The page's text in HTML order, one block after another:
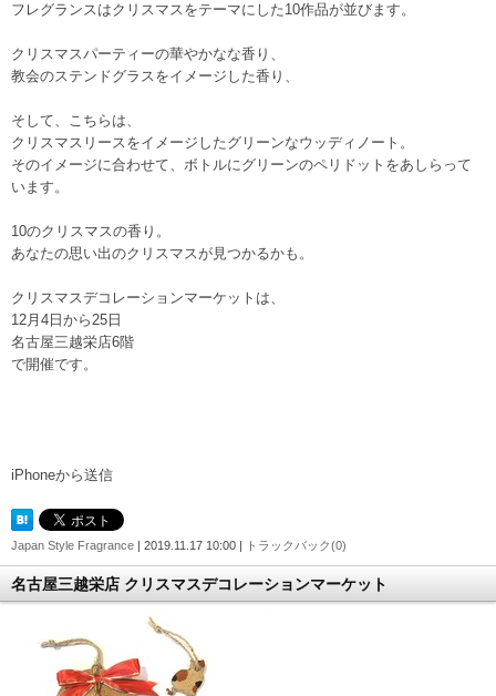
フレグランスはクリスマスをテーマにした10作品が並びます。
クリスマスパーティーの華やかなな香り、
教会のステンドグラスをイメージした香り、
そして、こちらは、
クリスマスリースをイメージしたグリーンなウッディノート。
そのイメージに合わせて、ボトルにグリーンのペリドットをあしらって
います。
10のクリスマスの香り。
あなたの思い出のクリスマスが見つかるかも。
クリスマスデコレーションマーケットは、
12月4日から25日
名古屋三越栄店6階
で開催です。
iPhoneから送信
Japan Style Fragrance | 2019.11.17 10:00 | トラックバック(0)
名古屋三越栄店 クリスマスデコレーションマーケット